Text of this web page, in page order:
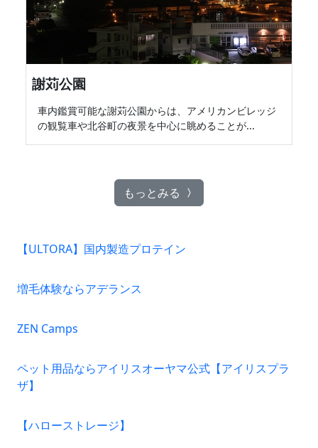
謝苅公園
車内鑑賞可能な謝苅公園からは、アメリカンビレッジ
の観覧車や北谷町の夜景を中心に眺めることが...
もっとみる
【ULTORA】国内製造プロテイン
増毛体験ならアデランス
ZEN Camps
ペット用品ならアイリスオーヤマ公式【アイリスプラ
ザ】
【ハローストレージ】